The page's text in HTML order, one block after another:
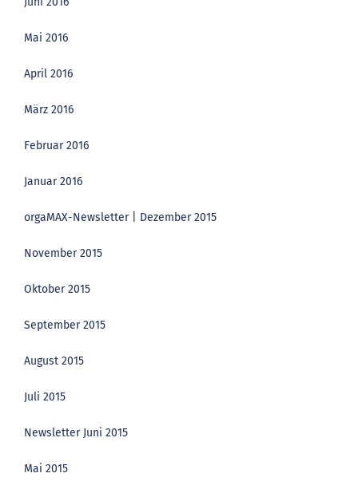
Mai 2016
April 2016
März 2016
Februar 2016
Januar 2016
orgaMAX-Newsletter | Dezember 2015
November 2015
Oktober 2015
September 2015
August 2015
Juli 2015
Newsletter Juni 2015
Mai 2015